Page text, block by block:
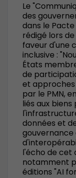
Le
des
dans le
rédigé lors
faveur d'une
inclusive :
États
de
et
par le PMN,
liés aux
données et
gouvernance
l'écho de cet
notamment
éditions "AI